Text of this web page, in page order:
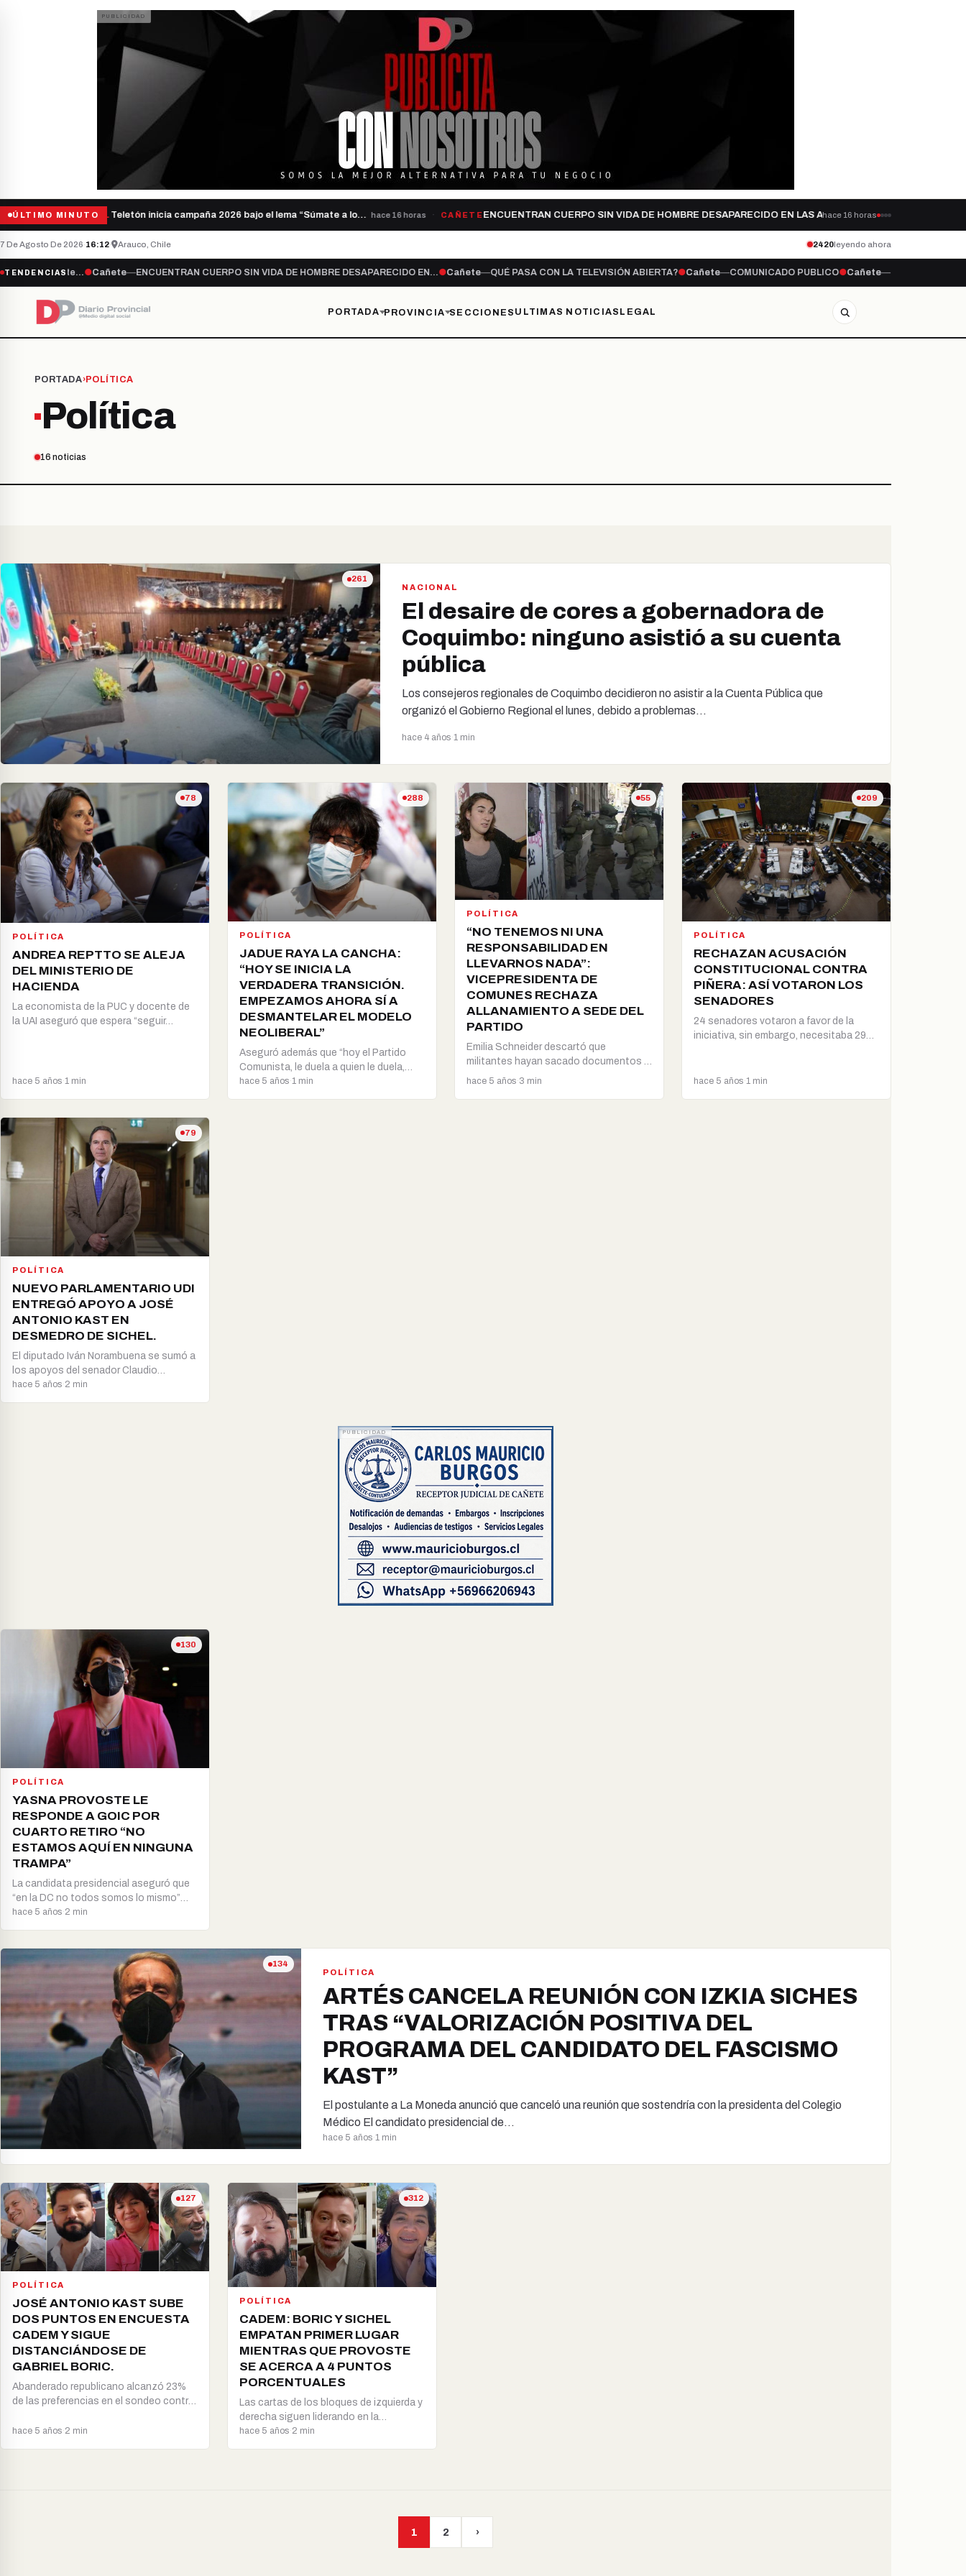
ÚLTIMO MINUTO
NACIONALTeletón inicia campaña 2026 bajo el lema “Súmate a lo… hace 16 horas CAÑETEENCUENTRAN CUERPO SIN VIDA DE HOMBRE DESAPARECIDO EN LAS AGUAS… hace 1 día
hace 16 horas
7 De Agosto De 2026·16:12· Arauco, Chile 2420leyendo ahora
TENDENCIAS
●Cañete—ENCUENTRAN CUERPO SIN VIDA DE HOMBRE DESAPARECIDO EN…●Cañete— QUÉ PASA CON LA TELEVISIÓN ABIERTA?●Cañete —COMUNICADO PUBLICO ●Cañete— CAÑETE 2028: EL AJEDREZ DE
PORTADA PROVINCIA SECCIONES ULTIMAS NOTICIAS LEGAL
PORTADA›POLÍTICA
Política
16 noticias
261
NACIONAL
El desaire de cores a gobernadora de
Coquimbo: ninguno asistió a su cuenta
pública
Los consejeros regionales de Coquimbo decidieron no asistir a la Cuenta Pública que
organizó el Gobierno Regional el lunes, debido a problemas…
hace 4 años·1 min
78
POLÍTICA
ANDREA REPTTO SE ALEJA
DEL MINISTERIO DE
HACIENDA
La economista de la PUC y docente de
la UAI aseguró que espera “seguir…
hace 5 años·1 min
288
POLÍTICA
JADUE RAYA LA CANCHA:
“HOY SE INICIA LA
VERDADERA TRANSICIÓN.
EMPEZAMOS AHORA SÍ A
DESMANTELAR EL MODELO
NEOLIBERAL”
Aseguró además que “hoy el Partido
Comunista, le duela a quien le duela,
es…
hace 5 años·1 min
55
POLÍTICA
“NO TENEMOS NI UNA
RESPONSABILIDAD EN
LLEVARNOS NADA”:
VICEPRESIDENTA DE
COMUNES RECHAZA
ALLANAMIENTO A SEDE DEL
PARTIDO
Emilia Schneider descartó que
militantes hayan sacado documentos ni
computadores antes de la irrupción…
hace 5 años·3 min
209
POLÍTICA
RECHAZAN ACUSACIÓN
CONSTITUCIONAL CONTRA
PIÑERA: ASÍ VOTARON LOS
SENADORES
24 senadores votaron a favor de la
iniciativa, sin embargo, necesitaba 29
hace 5 años·1 min
79
POLÍTICA
NUEVO PARLAMENTARIO UDI
ENTREGÓ APOYO A JOSÉ
ANTONIO KAST EN
DESMEDRO DE SICHEL.
El diputado Iván Norambuena se sumó a
los apoyos del senador Claudio
Alvarado y…
hace 5 años·2 min
130
POLÍTICA
YASNA PROVOSTE LE
RESPONDE A GOIC POR
CUARTO RETIRO “NO
ESTAMOS AQUÍ EN NINGUNA
TRAMPA”
La candidata presidencial aseguró que
“en la DC no todos somos lo mismo”
tras…
hace 5 años·2 min
134
POLÍTICA
ARTÉS CANCELA REUNIÓN CON IZKIA SICHES
TRAS “VALORIZACIÓN POSITIVA DEL
PROGRAMA DEL CANDIDATO DEL FASCISMO
KAST”
El postulante a La Moneda anunció que canceló una reunión que sostendría con la presidenta del Colegio
Médico El candidato presidencial de…
hace 5 años·1 min
127
POLÍTICA
JOSÉ ANTONIO KAST SUBE
DOS PUNTOS EN ENCUESTA
CADEM Y SIGUE
DISTANCIÁNDOSE DE
GABRIEL BORIC.
Abanderado republicano alcanzó 23%
de las preferencias en el sondeo contra
hace 5 años·2 min
312
POLÍTICA
CADEM: BORIC Y SICHEL
EMPATAN PRIMER LUGAR
MIENTRAS QUE PROVOSTE
SE ACERCA A 4 PUNTOS
PORCENTUALES
Las cartas de los bloques de izquierda y
derecha siguen liderando en la
adhesión,…
hace 5 años·2 min
1 2 ›